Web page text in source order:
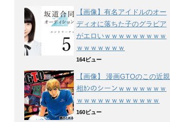
【画像】有名アイドルのオー
ディオに落ちた子のグラビア
がエロいｗｗｗｗｗｗｗｗｗ
ｗｗｗｗｗｗｗ
164ビュー
【画像】 漫画GTOのこの近親
相ｶﾝのシーンｗｗｗｗｗｗｗ
ｗｗｗｗｗｗｗｗｗｗｗｗ
160ビュー